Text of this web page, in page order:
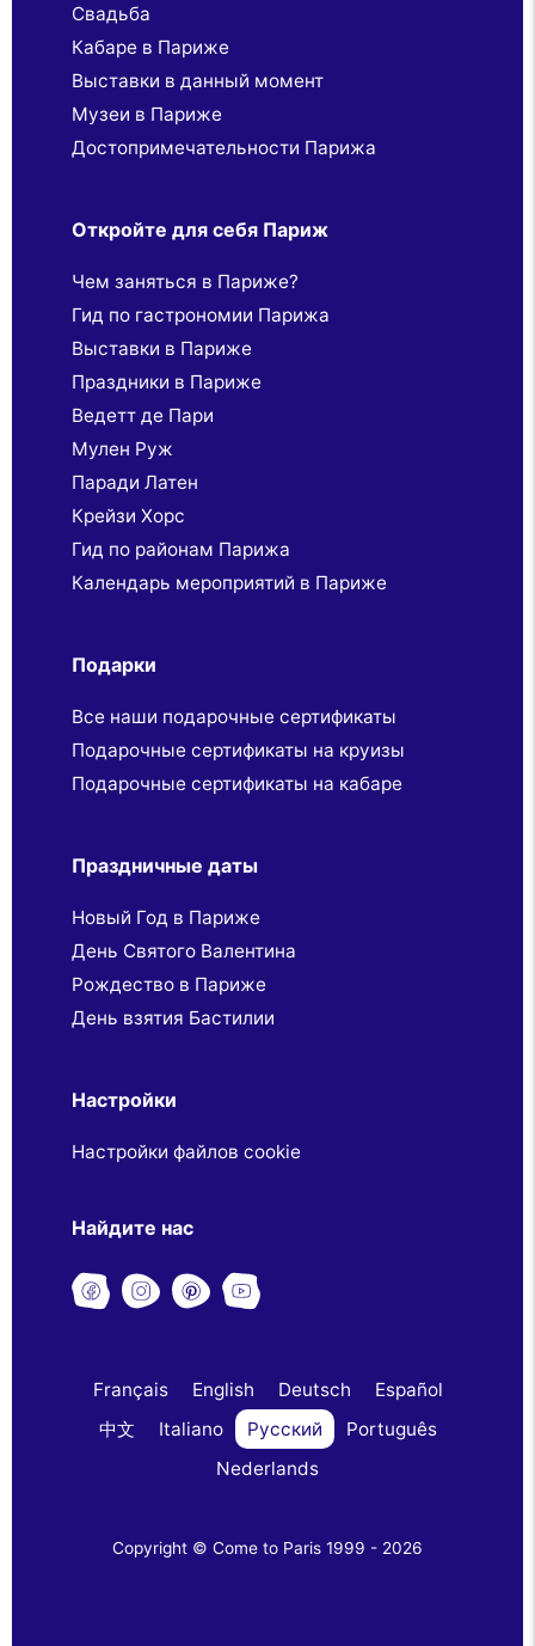
Свадьба
Кабаре в Париже
Выставки в данный момент
Музеи в Париже
Достопримечательности Парижа
Откройте для себя Париж
Чем заняться в Париже?
Гид по гастрономии Парижа
Выставки в Париже
Праздники в Париже
Ведетт де Пари
Мулен Руж
Паради Латен
Крейзи Хорс
Гид по районам Парижа
Календарь мероприятий в Париже
Подарки
Все наши подарочные сертификаты
Подарочные сертификаты на круизы
Подарочные сертификаты на кабаре
Праздничные даты
Новый Год в Париже
День Святого Валентина
Рождество в Париже
День взятия Бастилии
Настройки
Настройки файлов cookie
Найдите нас
Français English Deutsch
Español
中文
Italiano Русский
Português
Nederlands
Copyright © Come to Paris 1999 - 2026